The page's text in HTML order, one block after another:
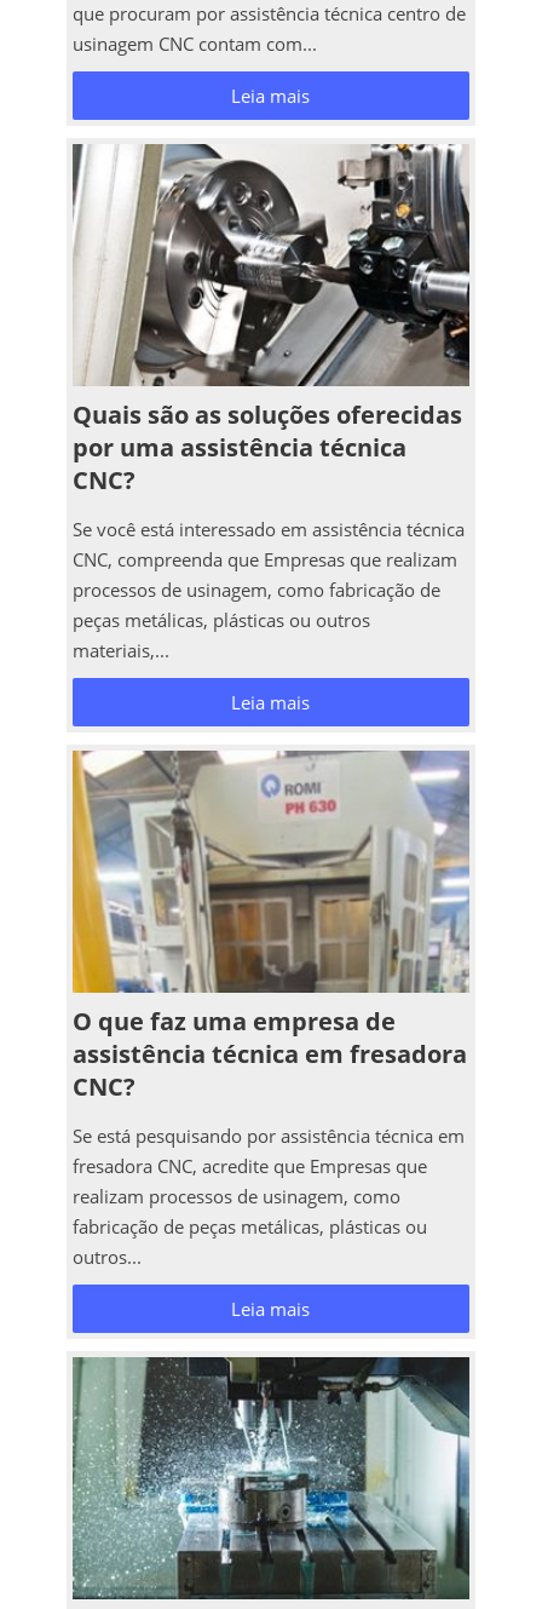
que procuram por assistência técnica centro de
usinagem CNC contam com...
Leia mais
Quais são as soluções oferecidas
por uma assistência técnica
CNC?
Se você está interessado em assistência técnica
CNC, compreenda que Empresas que realizam
processos de usinagem, como fabricação de
peças metálicas, plásticas ou outros
materiais,...
Leia mais
O que faz uma empresa de
assistência técnica em fresadora
CNC?
Se está pesquisando por assistência técnica em
fresadora CNC, acredite que Empresas que
realizam processos de usinagem, como
fabricação de peças metálicas, plásticas ou
outros...
Leia mais